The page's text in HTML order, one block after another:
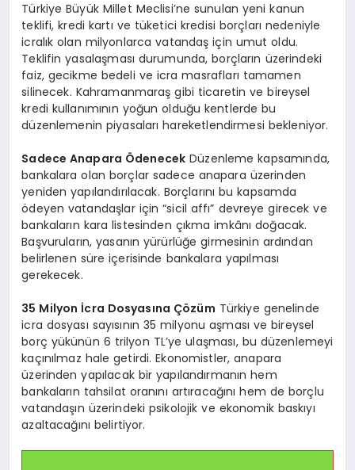
Türkiye Büyük Millet Meclisi’ne sunulan yeni kanun
teklifi, kredi kartı ve tüketici kredisi borçları nedeniyle
icralık olan milyonlarca vatandaş için umut oldu.
Teklifin yasalaşması durumunda, borçların üzerindeki
faiz, gecikme bedeli ve icra masrafları tamamen
silinecek. Kahramanmaraş gibi ticaretin ve bireysel
kredi kullanımının yoğun olduğu kentlerde bu
düzenlemenin piyasaları hareketlendirmesi bekleniyor.
Sadece Anapara Ödenecek Düzenleme kapsamında,
bankalara olan borçlar sadece anapara üzerinden
yeniden yapılandırılacak. Borçlarını bu kapsamda
ödeyen vatandaşlar için “sicil affı” devreye girecek ve
bankaların kara listesinden çıkma imkânı doğacak.
Başvuruların, yasanın yürürlüğe girmesinin ardından
belirlenen süre içerisinde bankalara yapılması
gerekecek.
35 Milyon İcra Dosyasına Çözüm Türkiye genelinde
icra dosyası sayısının 35 milyonu aşması ve bireysel
borç yükünün 6 trilyon TL’ye ulaşması, bu düzenlemeyi
kaçınılmaz hale getirdi. Ekonomistler, anapara
üzerinden yapılacak bir yapılandırmanın hem
bankaların tahsilat oranını artıracağını hem de borçlu
vatandaşın üzerindeki psikolojik ve ekonomik baskıyı
azaltacağını belirtiyor.